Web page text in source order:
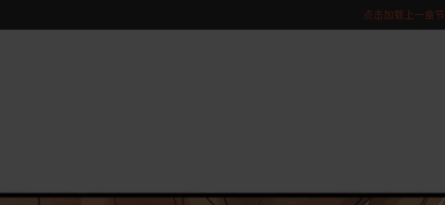
点击加载上一章节